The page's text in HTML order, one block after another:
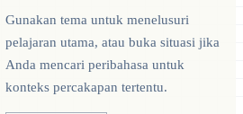
Gunakan tema untuk menelusuri
pelajaran utama, atau buka situasi jika
Anda mencari peribahasa untuk
konteks percakapan tertentu.